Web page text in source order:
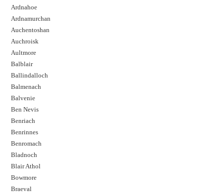
Ardnahoe
Ardnamurchan
Auchentoshan
Auchroisk
Aultmore
Balblair
Ballindalloch
Balmenach
Balvenie
Ben Nevis
Benriach
Benrinnes
Benromach
Bladnoch
Blair Athol
Bowmore
Braeval